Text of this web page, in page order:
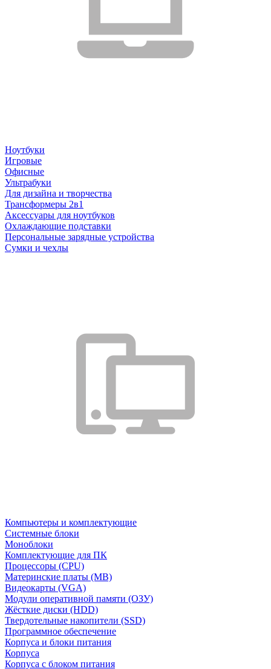
Ноутбуки
Игровые
Офисные
Ультрабуки
Для дизайна и творчества
Трансформеры 2в1
Аксессуары для ноутбуков
Охлаждающие подставки
Персональные зарядные устройства
Сумки и чехлы
Компьютеры и комплектующие
Системные блоки
Моноблоки
Комплектующие для ПК
Процессоры (CPU)
Материнские платы (MB)
Видеокарты (VGA)
Модули оперативной памяти (ОЗУ)
Жёсткие диски (HDD)
Твердотельные накопители (SSD)
Программное обеспечение
Корпуса и блоки питания
Корпуса
Корпуса с блоком питания